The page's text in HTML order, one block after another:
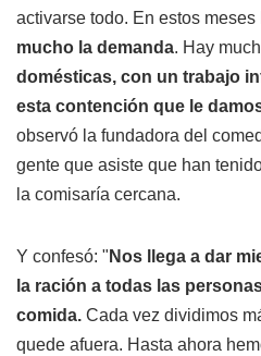
activarse todo. En estos meses
mucho la demanda. Hay
domésticas, con un trabajo
esta contención que le
observó la fundadora del
gente que asiste que han
la comisaría cercana.
Y confesó: " Nos llega a dar
la ración a todas las
comida. Cada vez dividimos
quede afuera. Hasta ahora